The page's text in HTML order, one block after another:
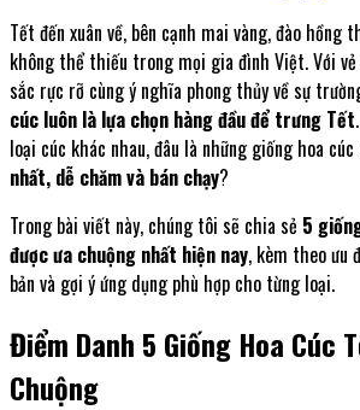
Tết đến xuân về, bên cạnh mai vàng, đào hồng
không thể thiếu trong mọi gia đình Việt. Với
sắc rực rỡ cùng ý nghĩa phong thủy về sự
cúc luôn là lựa chọn hàng đầu để trưng Tết
loại cúc khác nhau, đâu là những giống hoa cúc
nhất, dễ chăm và bán chạy?
Trong bài viết này, chúng tôi sẽ chia sẻ 5
được ưa chuộng nhất hiện nay, kèm theo ưu
bản và gợi ý ứng dụng phù hợp cho từng loại.
Điểm Danh 5 Giống Hoa Cúc
Chuộng